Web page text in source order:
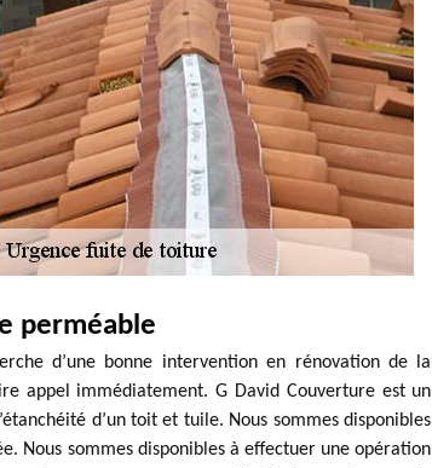
perméable
d’une bonne intervention en rénovation de la
appel immédiatement. G David Couverture est un
d’un toit et tuile. Nous sommes disponibles
Nous sommes disponibles à effectuer une opération